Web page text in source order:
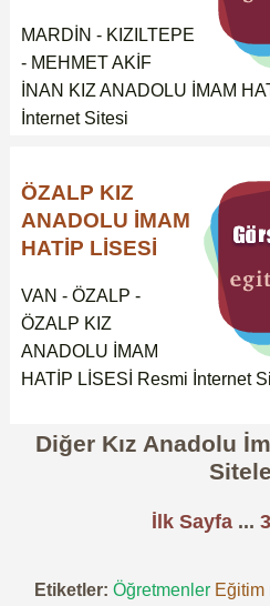
MARDİN - KIZILTEPE
- MEHMET AKİF
İNAN KIZ ANADOLU İMAM
İnternet Sitesi
ÖZALP KIZ
ANADOLU İMAM
HATİP LİSESİ
VAN - ÖZALP -
ÖZALP KIZ
ANADOLU İMAM
HATİP LİSESİ Resmi İnternet
Diğer Kız Anadolu
İlk Sayfa...
Etiketler: Öğretmenler Eğitim